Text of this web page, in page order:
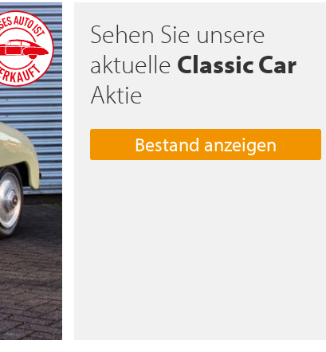
Sehen Sie unsere
aktuelle Classic Car
Aktie
Bestand anzeigen